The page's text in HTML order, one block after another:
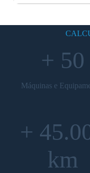
+ 50
Máquinas e
+
km